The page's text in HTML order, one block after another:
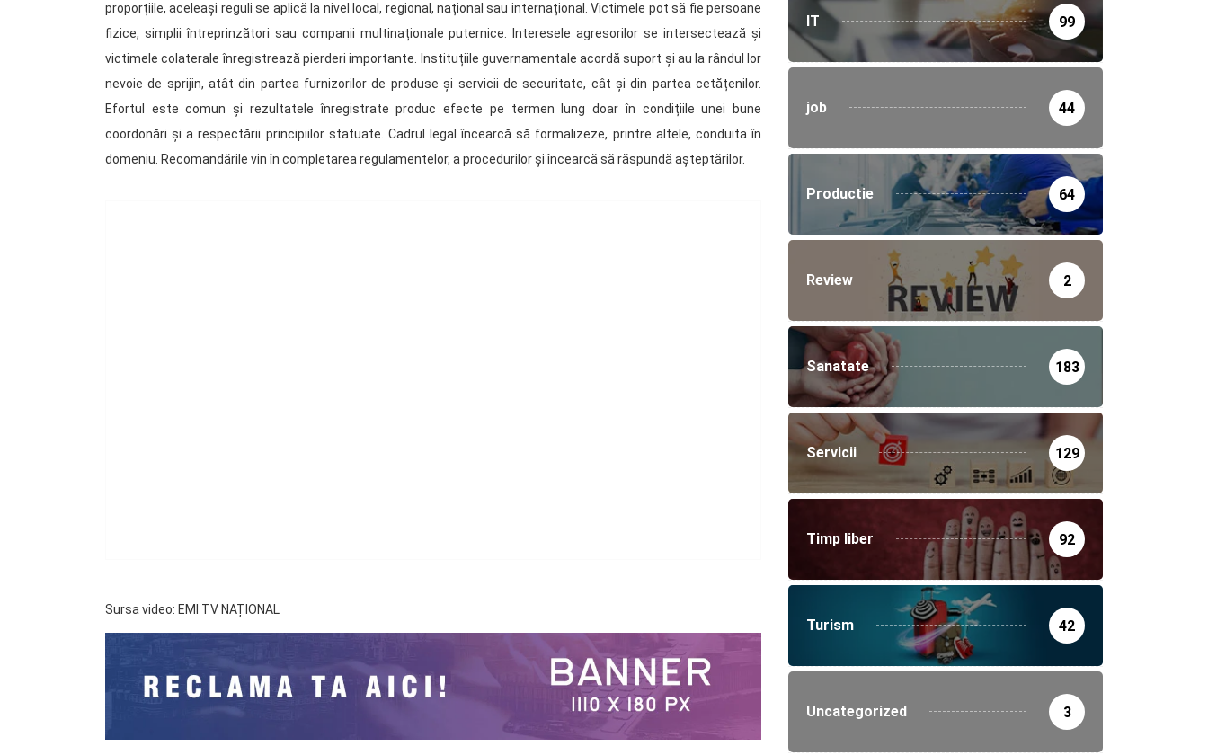
proporțiile, aceleași reguli se aplică la nivel local, regional, național sau internațional. Victimele pot să fie persoane
fizice, simplii întreprinzători sau companii multinaționale puternice. Interesele agresorilor se intersectează și
victimele colaterale înregistrează pierderi importante. Instituțiile guvernamentale acordă suport și au la rândul lor
nevoie de sprijin, atât din partea furnizorilor de produse și servicii de securitate, cât și din partea cetățenilor.
Efortul este comun și rezultatele înregistrate produc efecte pe termen lung doar în condițiile unei bune
coordonări și a respectării principiilor statuate. Cadrul legal încearcă să formalizeze, printre altele, conduita în
domeniu. Recomandările vin în completarea regulamentelor, a procedurilor și încearcă să răspundă așteptărilor.
Sursa video: EMI TV NAȚIONAL
IT 99
job 44
Productie 64
Review 2
Sanatate 183
Servicii 129
Timp liber 92
Turism 42
Uncategorized 3